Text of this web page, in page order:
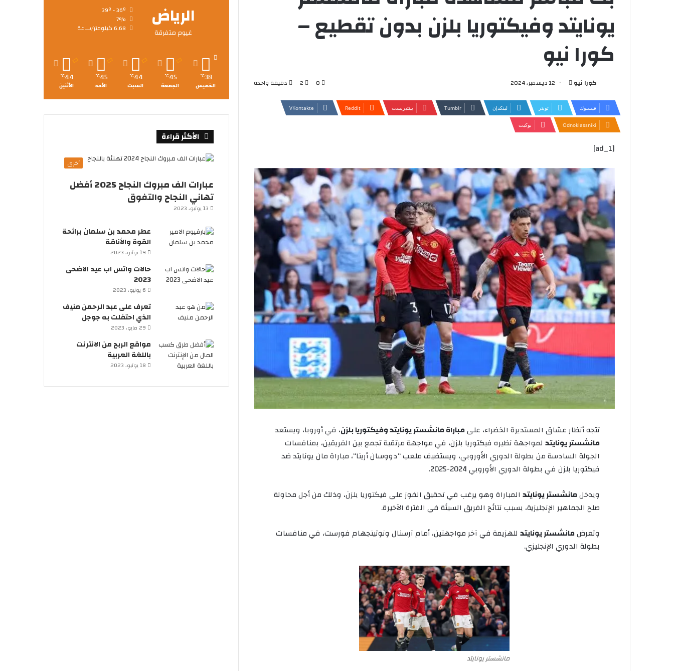
يونايتد وفيكتوريا بلزن بدون تقطيع –
كورا نيو
كورا نيو
أرسل
إلكترونيا
12 ديسمبر، 2024 0
2 دقيقة واحدة
فيسبوك تويتر لينكدإن بينتيريست
Odnoklassniki بوكيت
[ad_1]
تتجهأنظارعشاق المستديرة الخضراء، علىمباراةمانشستريونايتدوفيكتوريابلزن، فيأوروبا، ويستعد
مانشستريونايتد لمواجهةنظيره فيكتوريا بلزن، فيمواجهةمرتقبةتجمعبين الفريقين، بمنافسات
الجولة السادسةمنبطولة الدوري الأوروبي، ويستضيفملعب“دووسانأرينا“، مباراةمانيونايتدضد
فيكتوريا بلزن فيبطولة الدوري الأوروبي
ويدخلمانشستريونايتد المباراة وهويرغب فيتحقيق الفوز على فيكتوريا بلزن، وذلكمنأجلمحاولة
صلح الجماهير الإنجليزية، بسببنتائج الفريق السيئة في الفترة الآخيرة.
وتعرضمانشستريونايتد للهزيمة فيآخرمواجهتين،أمامآرسنال ونوتينجهام فورست، فيمنافسات
بطولة الدوري الإنجليزي.
مانشستر يونايتد
الرياض
غيوم متفرقة
7%
6.68 كيلومتر/ساعة
38
℃
الخميس
45
℃
الجمعة
44
℃
السبت
45
℃
الأحد
44
℃
الأثنين
الأكثر قراءة
أخرى
عبارات الف مبروك النجاح 2025 أفضل
تهاني النجاح والتفوق
13 يونيو، 2023
عطر محمد بن سلمان برائحة
القوة والأناقة
19 يونيو، 2023
حالات واتس اب عيد الاضحى
2023
6 يونيو، 2023
تعرف على عبد الرحمن منيف
الذي احتفلت به جوجل
29 مايو، 2023
مواقع الربح من الانترنت
باللغة العربية
18 يونيو، 2023